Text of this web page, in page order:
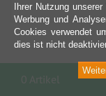
Ihrer Nutzung
Werbung und
Cookies verwendet
dies ist nicht